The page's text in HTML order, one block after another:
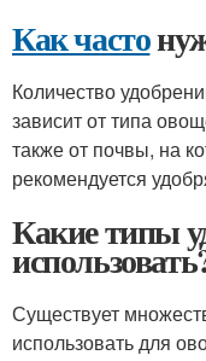
Как часто
Количество
зависит от типа
также от почвы, на
рекомендуется
Какие типы
Существует
использовать для